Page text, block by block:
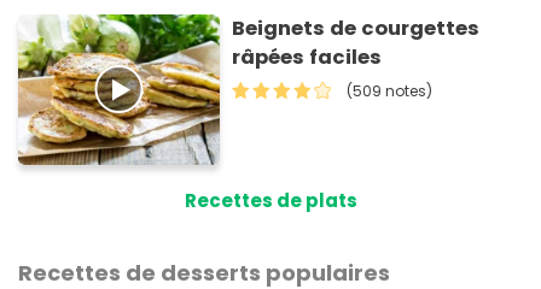
Beignets de courgettes
râpées faciles
(509 notes)
Recettes de plats
Recettes de desserts populaires